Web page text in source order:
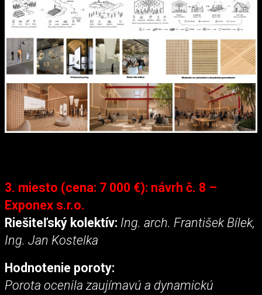
3. miesto (cena: 7 000 €): návrh č. 8 –
Exponex s.r.o.
Riešiteľský kolektív: Ing. arch. František Bílek,
Ing. Jan Kostelka
Hodnotenie poroty:
Porota ocenila zaujímavú a dynamickú